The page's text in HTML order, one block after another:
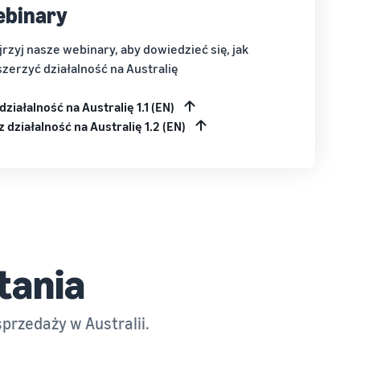
nasze webinary, aby dowiedzieć się, jak
działalność na Australię
na Australię 1.1 (EN)
działalność na Australię 1.2 (EN)
w Australii.